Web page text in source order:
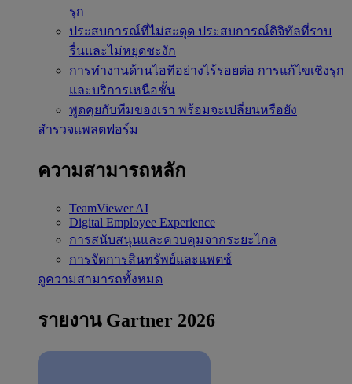
รุก
ประสบการณ์ที่ไม่สะดุด ประสบการณ์ดิจิทัลที่ราบ
รื่นและไม่หยุดชะงัก
การทำงานด้านไอทีอย่างไร้รอยต่อ การแก้ไขเชิงรุก
และบริการเหนือชั้น
พูดคุยกับทีมของเรา พร้อมจะเปลี่ยนหรือยัง
สำรวจแพลตฟอร์ม
ความสามารถหลัก
TeamViewer AI
Digital Employee Experience
การสนับสนุนและควบคุมจากระยะไกล
การจัดการสินทรัพย์และแพตช์
ดูความสามารถทั้งหมด
รายงาน Gartner 2026